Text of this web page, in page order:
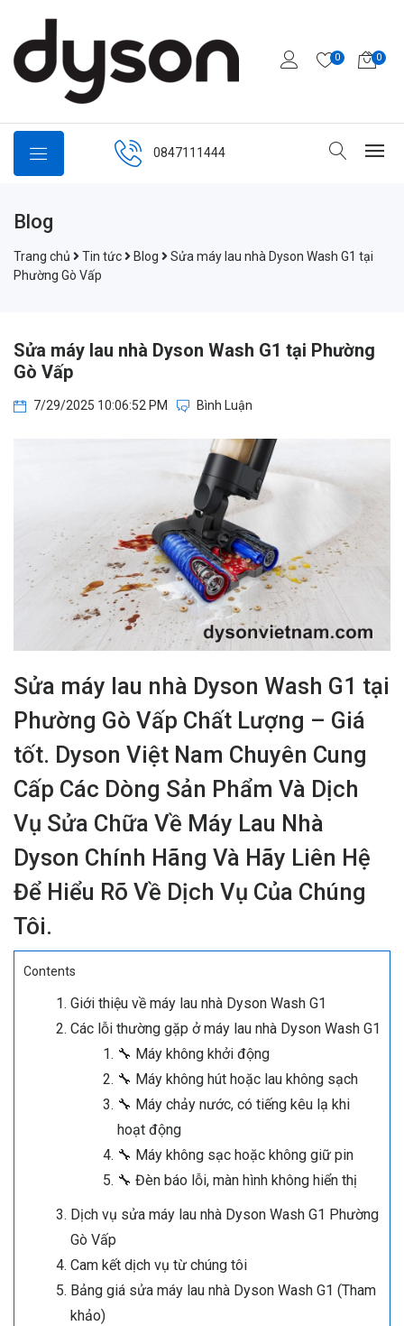
0 0
0847111444
Blog
Trang chủ Tin tức Blog
Sửa máy lau nhà Dyson Wash G1 tại
Phường Gò Vấp
Sửa máy lau nhà Dyson Wash G1 tại Phường
Gò Vấp
7/29/2025 10:06:52 PM Bình Luận
Sửa máy lau nhà Dyson Wash G1 tại
Phường Gò Vấp Chất Lượng – Giá
tốt. Dyson Việt Nam Chuyên Cung
Cấp Các Dòng Sản Phẩm Và Dịch
Vụ Sửa Chữa Về Máy Lau Nhà
Dyson Chính Hãng Và Hãy Liên Hệ
Để Hiểu Rõ Về Dịch Vụ Của Chúng
Tôi.
Contents
Giới thiệu về máy lau nhà Dyson Wash G1
Các lỗi thường gặp ở máy lau nhà Dyson Wash G1
🔧 Máy không khởi động
🔧 Máy không hút hoặc lau không sạch
🔧 Máy chảy nước, có tiếng kêu lạ khi
hoạt động
🔧 Máy không sạc hoặc không giữ pin
🔧 Đèn báo lỗi, màn hình không hiển thị
Dịch vụ sửa máy lau nhà Dyson Wash G1 Phường
Gò Vấp
Cam kết dịch vụ từ chúng tôi
Bảng giá sửa máy lau nhà Dyson Wash G1 (Tham
khảo)